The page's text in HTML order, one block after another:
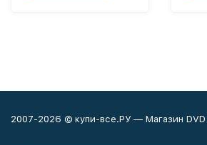
2007-2026 © купи-все.РУ — Магазин DVD